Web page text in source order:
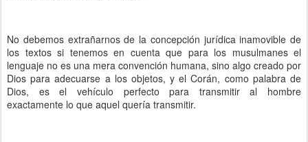
No debemos extrañarnos de la concepción jurídica inamovible de
los textos si tenemos en cuenta que para los musulmanes el
lenguaje no es una mera convención humana, sino algo creado por
Dios para adecuarse a los objetos, y el Corán, como palabra de
Dios, es el vehículo perfecto para transmitir al hombre
exactamente lo que aquel quería transmitir.